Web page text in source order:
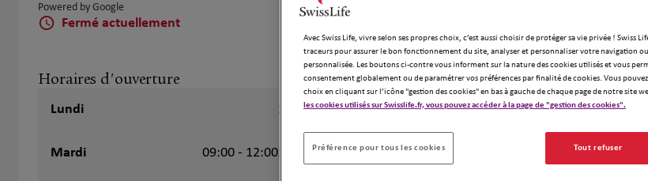
Powered by Google
Fermé actuellement
Horaires d'ouverture
Lundi 14:00 - 18:00
Mardi 09:00 - 12:0014:00 - 18:00
Avec Swiss Life, vivre selon ses propres choix, c’est aussi choisir de protéger sa vie privée ! Swiss
traceurs pour assurer le bon fonctionnement du site, analyser et personnaliser votre navigation
personnalisée. Les boutons ci-contre vous informent sur la nature des cookies utilisés et vous
consentement globalement ou de paramétrer vos préférences par finalité de cookies. Vous
choix en cliquant sur l’icône "gestion des cookies" en bas à gauche de chaque page de notre site
les cookies utilisés sur Swisslife.fr, vous pouvez accéder à la page de "gestion des cookies".
Préférence pour tous les cookies Tout refuser